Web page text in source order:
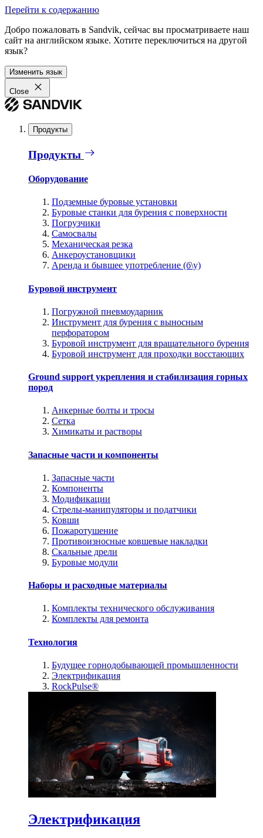
Перейти к содержанию
Добро пожаловать в Sandvik, сейчас вы просматриваете наш
сайт на английском языке. Хотите переключиться на другой
язык?
Изменить язык
Close
Продукты
Продукты
Оборудование
Подземные буровые установки
Буровые станки для бурения с поверхности
Погрузчики
Самосвалы
Механическая резка
Анкероустановщики
Аренда и бывшее употребление (б\у)
Буровой инструмент
Погружной пневмоударник
Инструмент для бурения с выносным
перфоратором
Буровой инструмент для вращательного бурения
Буровой инструмент для проходки восстающих
Ground support укрепления и стабилизация горных
пород
Анкерные болты и тросы
Сетка
Химикаты и растворы
Запасные части и компоненты
Запасные части
Компоненты
Модификации
Стрелы-манипуляторы и податчики
Ковши
Пожаротушение
Противоизносные ковшевые накладки
Скальные дрели
Буровые модули
Наборы и расходные материалы
Комплекты технического обслуживания
Комплекты для ремонта
Технология
Будущее горнодобывающей промышленности
Электрификация
RockPulse®
Электрификация